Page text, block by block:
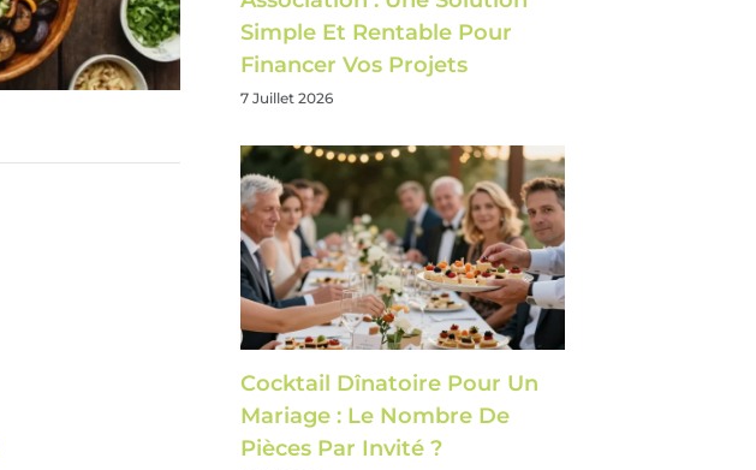
Simple Et Rentable Pour
Financer Vos Projets
7 Juillet 2026
Cocktail Dînatoire Pour Un
Mariage : Le Nombre De
Pièces Par Invité ?